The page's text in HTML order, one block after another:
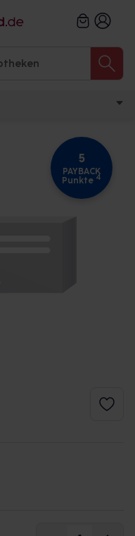
5
PAYBACK
Punkte 4